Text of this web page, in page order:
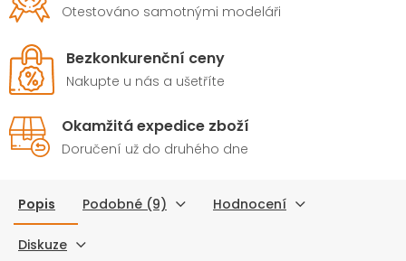
Otestováno samotnými modeláři
Bezkonkurenční ceny
Nakupte u nás a ušetříte
Okamžitá expedice zboží
Doručení už do druhého dne
Popis Podobné (9) Hodnocení
Diskuze